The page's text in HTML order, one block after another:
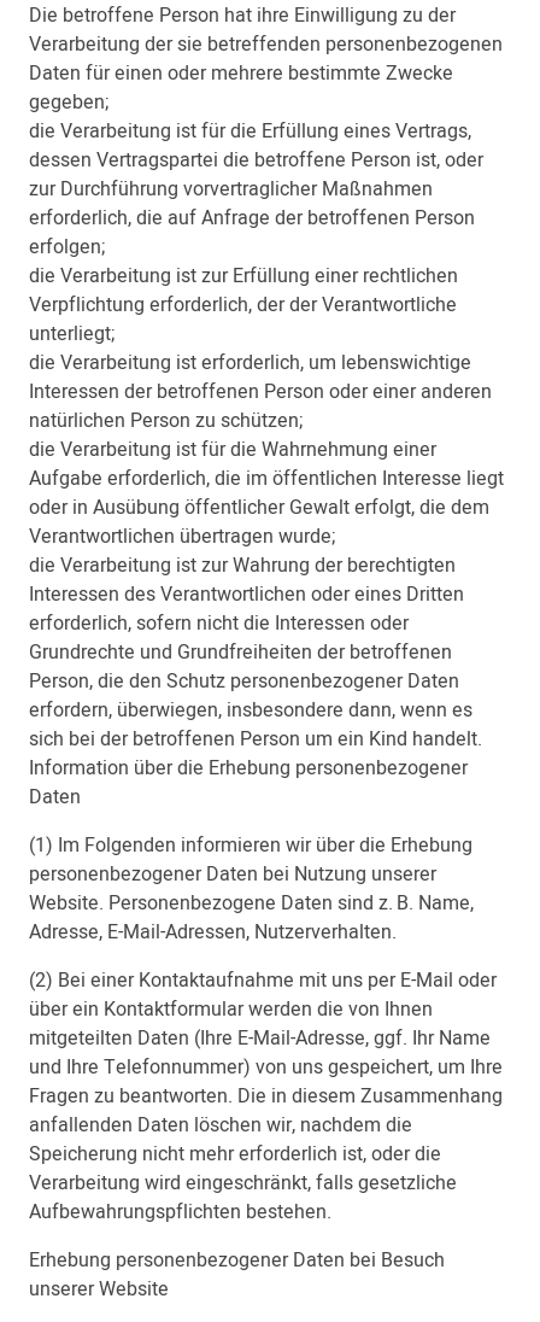
Die betroffene Person hat ihre Einwilligung zu der
Verarbeitung der sie betreffenden personenbezogenen
Daten für einen oder mehrere bestimmte Zwecke
gegeben;
die Verarbeitung ist für die Erfüllung eines Vertrags,
dessen Vertragspartei die betroffene Person ist, oder
zur Durchführung vorvertraglicher Maßnahmen
erforderlich, die auf Anfrage der betroffenen Person
erfolgen;
die Verarbeitung ist zur Erfüllung einer rechtlichen
Verpflichtung erforderlich, der der Verantwortliche
unterliegt;
die Verarbeitung ist erforderlich, um lebenswichtige
Interessen der betroffenen Person oder einer anderen
natürlichen Person zu schützen;
die Verarbeitung ist für die Wahrnehmung einer
Aufgabe erforderlich, die im öffentlichen Interesse liegt
oder in Ausübung öffentlicher Gewalt erfolgt, die dem
Verantwortlichen übertragen wurde;
die Verarbeitung ist zur Wahrung der berechtigten
Interessen des Verantwortlichen oder eines Dritten
erforderlich, sofern nicht die Interessen oder
Grundrechte und Grundfreiheiten der betroffenen
Person, die den Schutz personenbezogener Daten
erfordern, überwiegen, insbesondere dann, wenn es
sich bei der betroffenen Person um ein Kind handelt.
Information über die Erhebung personenbezogener
Daten
(1) Im Folgenden informieren wir über die Erhebung
personenbezogener Daten bei Nutzung unserer
Website. Personenbezogene Daten sind z. B. Name,
Adresse, E-Mail-Adressen, Nutzerverhalten.
(2) Bei einer Kontaktaufnahme mit uns per E-Mail oder
über ein Kontaktformular werden die von Ihnen
mitgeteilten Daten (Ihre E-Mail-Adresse, ggf. Ihr Name
und Ihre Telefonnummer) von uns gespeichert, um Ihre
Fragen zu beantworten. Die in diesem Zusammenhang
anfallenden Daten löschen wir, nachdem die
Speicherung nicht mehr erforderlich ist, oder die
Verarbeitung wird eingeschränkt, falls gesetzliche
Aufbewahrungspflichten bestehen.
Erhebung personenbezogener Daten bei Besuch
unserer Website